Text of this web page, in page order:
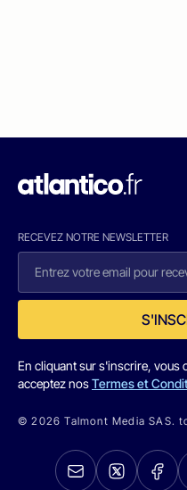
RECEVEZ NOTRE NEWSLETTER
En cliquant sur s'inscrire, vous
acceptez nosTermes et
© 2026 Talmont Media SAS.